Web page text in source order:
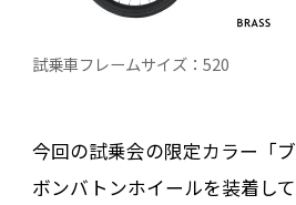
試乗車フレームサイズ：520
今回の試乗会の限定カラー「
ボンバトンホイールを装着して